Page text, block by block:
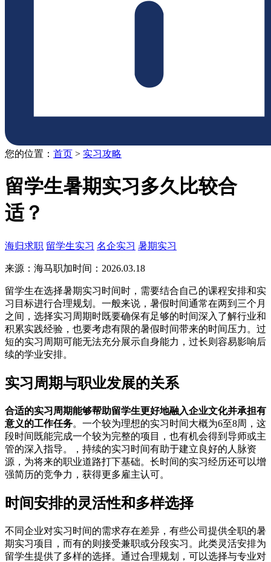
您的位置： 首页 > 实习攻略
留学生暑期实习多久比较合
适？
海归求职 留学生实习 名企实习 暑期实习
来源：海马职加时间：2026.03.18
留学生在选择暑期实习时间时，需要结合自己的课程安排和实
习目标进行合理规划。一般来说，暑假时间通常在两到三个月
之间，选择实习周期时既要确保有足够的时间深入了解行业和
积累实践经验，也要考虑有限的暑假时间带来的时间压力。过
短的实习周期可能无法充分展示自身能力，过长则容易影响后
续的学业安排。
实习周期与职业发展的关系
合适的实习周期能够帮助留学生更好地融入企业文化并承担有
意义的工作任务。一个较为理想的实习时间大概为6至8周，这
段时间既能完成一个较为完整的项目，也有机会得到导师或主
管的深入指导。，持续的实习时间有助于建立良好的人脉资
源，为将来的职业道路打下基础。长时间的实习经历还可以增
强简历的竞争力，获得更多雇主认可。
时间安排的灵活性和多样选择
不同企业对实习时间的需求存在差异，有些公司提供全职的暑
期实习项目，而有的则接受兼职或分段实习。此类灵活安排为
留学生提供了多样的选择。通过合理规划，可以选择与专业对